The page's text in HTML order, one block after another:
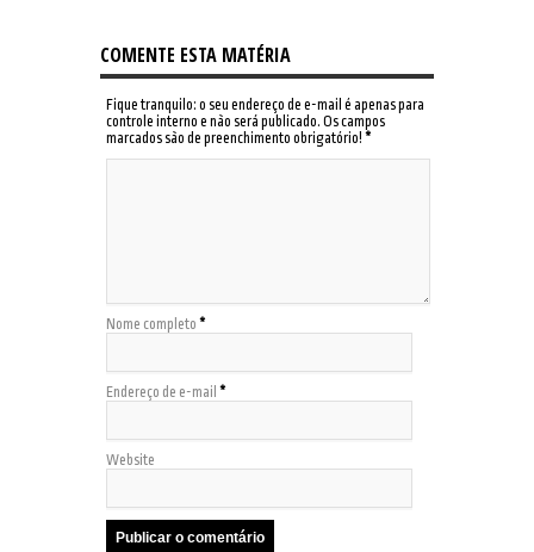
COMENTE ESTA MATÉRIA
Fique tranquilo: o seu endereço de e-mail é apenas para
controle interno e não será publicado. Os campos
marcados são de preenchimento obrigatório! *
Nome completo *
Endereço de e-mail *
Website